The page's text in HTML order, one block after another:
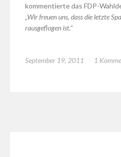
kommentierte das FDP-
„Wir freuen uns, dass die letzte
rausgeflogen ist.“
September 19, 2011 1